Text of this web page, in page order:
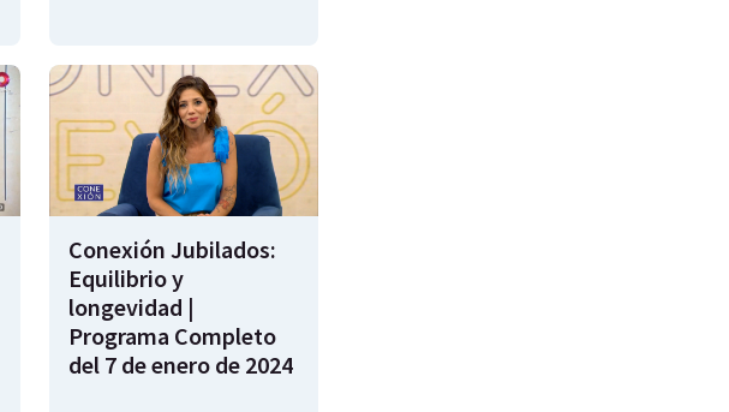
Conexión Jubilados:
Equilibrio y
longevidad |
Programa Completo
del 7 de enero de 2024